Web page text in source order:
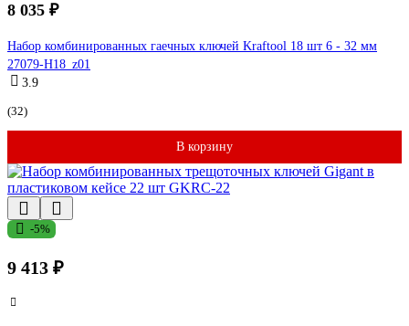
8 035 ₽
Набор комбинированных гаечных ключей Kraftool 18 шт 6 - 32 мм
27079-H18_z01
3.9
(32)
В корзину
-5%
9 413 ₽